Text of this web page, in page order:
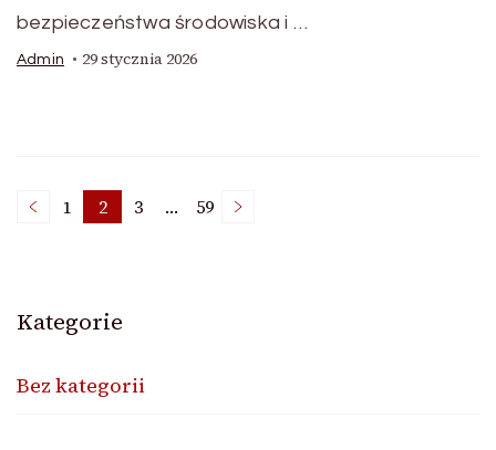
bezpieczeństwa środowiska i …
Admin 29 stycznia 2026
Nawigacja
wpisach
Page
1 Page
2 Page
3 … Page
59
Kategorie
Bez kategorii